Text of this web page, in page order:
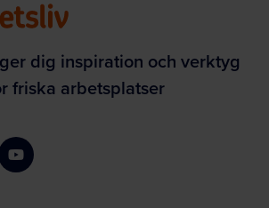
dig inspiration och verktyg
friska arbetsplatser
YouTube